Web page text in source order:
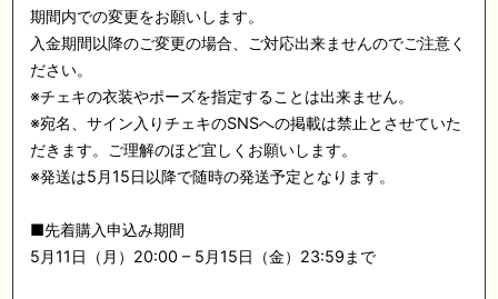
期間内での変更をお願いします。
入金期間以降のご変更の場合、ご対応出来ませんのでご注意く
ださい。
※チェキの衣装やポーズを指定することは出来ません。
※宛名、サイン入りチェキのSNSへの掲載は禁止とさせていた
だきます。ご理解のほど宜しくお願いします。
※発送は5月15日以降で随時の発送予定となります。
■先着購入申込み期間
5月11日（月）20:00 – 5月15日（金）23:59まで